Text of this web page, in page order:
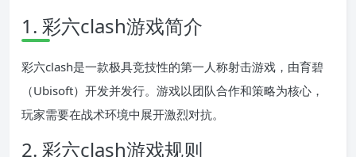
1. 彩六clash游戏简介
彩六clash是一款极具竞技性的第一人称射击游戏，由育碧
（Ubisoft）开发并发行。游戏以团队合作和策略为核心，
玩家需要在战术环境中展开激烈对抗。
2. 彩六clash游戏规则